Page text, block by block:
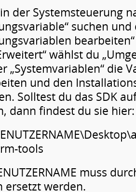
der Systemsteuerung
suchen
wählst du
„Systemvariablen“ die
und den
Solltest du das SDK
dann findest du sie hier:
tools
muss
ersetzt werden.